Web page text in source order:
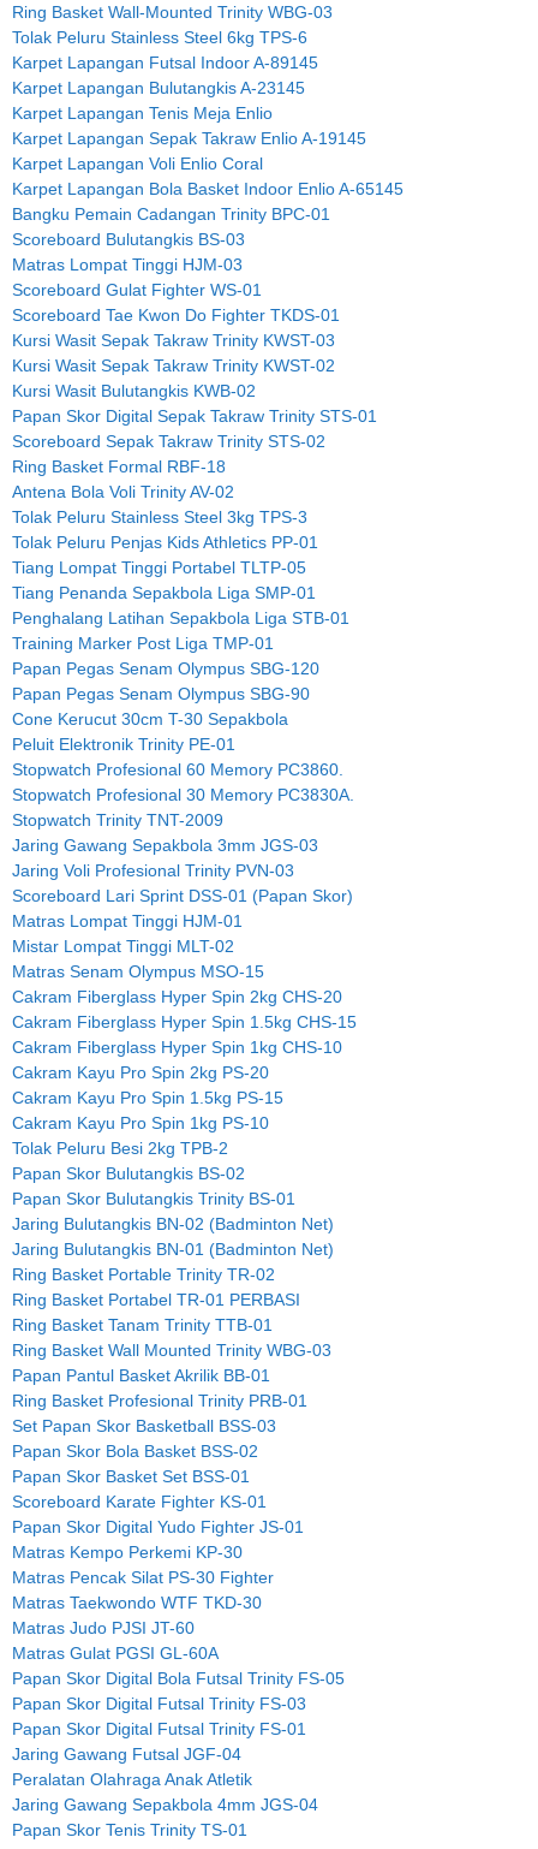
Ring Basket Wall-Mounted Trinity WBG-03
Tolak Peluru Stainless Steel 6kg TPS-6
Karpet Lapangan Futsal Indoor A-89145
Karpet Lapangan Bulutangkis A-23145
Karpet Lapangan Tenis Meja Enlio
Karpet Lapangan Sepak Takraw Enlio A-19145
Karpet Lapangan Voli Enlio Coral
Karpet Lapangan Bola Basket Indoor Enlio A-65145
Bangku Pemain Cadangan Trinity BPC-01
Scoreboard Bulutangkis BS-03
Matras Lompat Tinggi HJM-03
Scoreboard Gulat Fighter WS-01
Scoreboard Tae Kwon Do Fighter TKDS-01
Kursi Wasit Sepak Takraw Trinity KWST-03
Kursi Wasit Sepak Takraw Trinity KWST-02
Kursi Wasit Bulutangkis KWB-02
Papan Skor Digital Sepak Takraw Trinity STS-01
Scoreboard Sepak Takraw Trinity STS-02
Ring Basket Formal RBF-18
Antena Bola Voli Trinity AV-02
Tolak Peluru Stainless Steel 3kg TPS-3
Tolak Peluru Penjas Kids Athletics PP-01
Tiang Lompat Tinggi Portabel TLTP-05
Tiang Penanda Sepakbola Liga SMP-01
Penghalang Latihan Sepakbola Liga STB-01
Training Marker Post Liga TMP-01
Papan Pegas Senam Olympus SBG-120
Papan Pegas Senam Olympus SBG-90
Cone Kerucut 30cm T-30 Sepakbola
Peluit Elektronik Trinity PE-01
Stopwatch Profesional 60 Memory PC3860.
Stopwatch Profesional 30 Memory PC3830A.
Stopwatch Trinity TNT-2009
Jaring Gawang Sepakbola 3mm JGS-03
Jaring Voli Profesional Trinity PVN-03
Scoreboard Lari Sprint DSS-01 (Papan Skor)
Matras Lompat Tinggi HJM-01
Mistar Lompat Tinggi MLT-02
Matras Senam Olympus MSO-15
Cakram Fiberglass Hyper Spin 2kg CHS-20
Cakram Fiberglass Hyper Spin 1.5kg CHS-15
Cakram Fiberglass Hyper Spin 1kg CHS-10
Cakram Kayu Pro Spin 2kg PS-20
Cakram Kayu Pro Spin 1.5kg PS-15
Cakram Kayu Pro Spin 1kg PS-10
Tolak Peluru Besi 2kg TPB-2
Papan Skor Bulutangkis BS-02
Papan Skor Bulutangkis Trinity BS-01
Jaring Bulutangkis BN-02 (Badminton Net)
Jaring Bulutangkis BN-01 (Badminton Net)
Ring Basket Portable Trinity TR-02
Ring Basket Portabel TR-01 PERBASI
Ring Basket Tanam Trinity TTB-01
Ring Basket Wall Mounted Trinity WBG-03
Papan Pantul Basket Akrilik BB-01
Ring Basket Profesional Trinity PRB-01
Set Papan Skor Basketball BSS-03
Papan Skor Bola Basket BSS-02
Papan Skor Basket Set BSS-01
Scoreboard Karate Fighter KS-01
Papan Skor Digital Yudo Fighter JS-01
Matras Kempo Perkemi KP-30
Matras Pencak Silat PS-30 Fighter
Matras Taekwondo WTF TKD-30
Matras Judo PJSI JT-60
Matras Gulat PGSI GL-60A
Papan Skor Digital Bola Futsal Trinity FS-05
Papan Skor Digital Futsal Trinity FS-03
Papan Skor Digital Futsal Trinity FS-01
Jaring Gawang Futsal JGF-04
Peralatan Olahraga Anak Atletik
Jaring Gawang Sepakbola 4mm JGS-04
Papan Skor Tenis Trinity TS-01